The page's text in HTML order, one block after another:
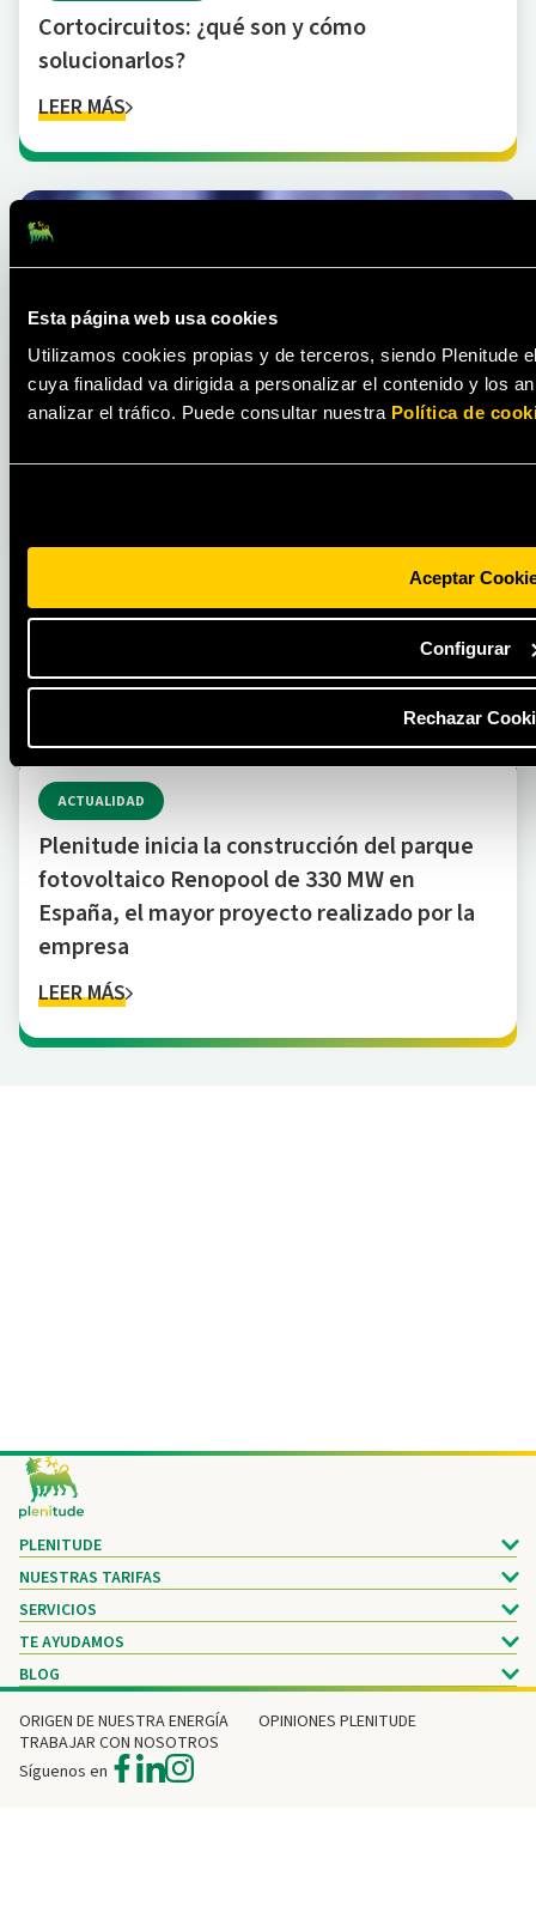
Esta página web usa cookies
Utilizamos cookies propias y de terceros, siendo Plenitude
cuya finalidad va dirigida a personalizar el contenido y los
analizar el tráfico. Puede consultar nuestra Política de
Aceptar
Configurar
Rechazar
Cortocircuitos: ¿qué son y cómo
solucionarlos?
LEER MÁS
ENERGÍA
kWh de gas natural en España?
ACTUALIDAD
Plenitude inicia la construcción del parque
fotovoltaico Renopool de 330 MW en
España, el mayor proyecto realizado por la
empresa
LEER MÁS
Footer
PLENITUDE
NUESTRAS TARIFAS
SERVICIOS
TE AYUDAMOS
BLOG
ORIGEN DE NUESTRA ENERGÍA
OPINIONES PLENITUDE
TRABAJAR CON NOSOTROS
Síguenos en